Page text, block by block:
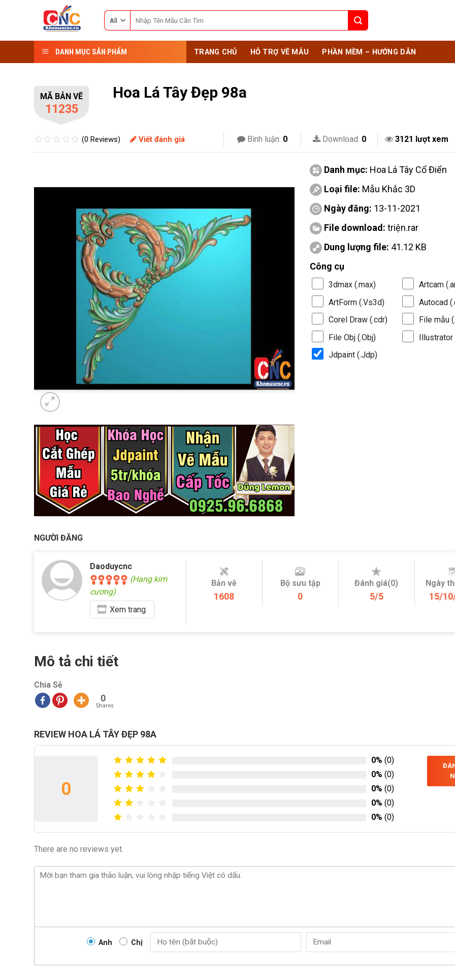
for:
DANH MỤC SẢN PHẨM TRANG CHỦ HỖ TRỢ VẼ MẪU PHẦN MỀM – HƯỚNG DẪN
MÃ BẢN VẼ
11235
Hoa Lá Tây Đẹp 98a
(0 Reviews) Viết đánh giá Bình luận: 0 Download: 0 3121 lượt xem
Danh mục: Hoa Lá Tây Cổ Điển
Loại file: Mẫu Khắc 3D
Ngày đăng: 13-11-2021
File download: triện.rar
Dung lượng file: 41.12 KB
Công cụ
3dmax (.max)
Artcam
ArtForm (.Vs3d)
Autocad
Corel Draw (.cdr)
File mẫu
File Obj (.Obj)
Illustrator
Jdpaint (.Jdp)
NGƯỜI ĐĂNG
Daoduycnc
(Hạng kim
cương)
Xem trang
Bản vẽ
1608
Bộ sưu tập
0
Đánh giá(0)
5/5
Ngày
15/
Mô tả chi tiết
Chia Sẻ
0
Shares
REVIEW HOA LÁ TÂY ĐẸP 98A
0
0% (0)
0% (0)
0% (0)
0% (0)
0% (0)
There are no reviews yet.
Anh Chị